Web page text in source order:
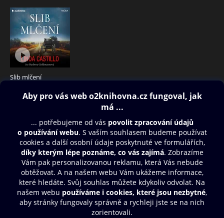
Slib mlčení
369 Kč
Obsah ke stažení
Moje O2 Knihovna
Další zábava
© O2 Czech Republic a.s.